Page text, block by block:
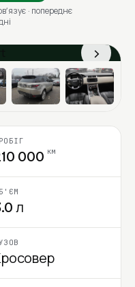
· попереднє
›
000 км
л